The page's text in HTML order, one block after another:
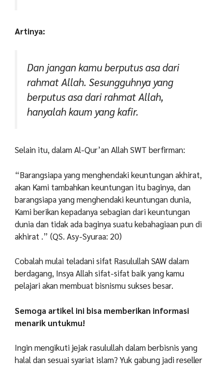
Artinya:
Dan jangan kamu berputus asa dari
rahmat Allah. Sesungguhnya yang
berputus asa dari rahmat Allah,
hanyalah kaum yang kafir.
Selain itu, dalam Al-Qur’an Allah SWT berfirman:
“Barangsiapa yang menghendaki keuntungan akhirat,
akan Kami tambahkan keuntungan itu baginya, dan
barangsiapa yang menghendaki keuntungan dunia,
Kami berikan kepadanya sebagian dari keuntungan
dunia dan tidak ada baginya suatu kebahagiaan pun di
akhirat .” (QS. Asy-Syuraa: 20)
Cobalah mulai teladani sifat Rasulullah SAW dalam
berdagang, Insya Allah sifat-sifat baik yang kamu
pelajari akan membuat bisnismu sukses besar.
Semoga artikel ini bisa memberikan informasi
menarik untukmu!
Ingin mengikuti jejak rasulullah dalam berbisnis yang
halal dan sesuai syariat islam? Yuk gabung jadi reseller